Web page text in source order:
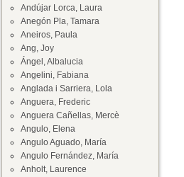
Andújar Lorca, Laura
Anegón Pla, Tamara
Aneiros, Paula
Ang, Joy
Ángel, Albalucia
Angelini, Fabiana
Anglada i Sarriera, Lola
Anguera, Frederic
Anguera Cañellas, Mercè
Angulo, Elena
Angulo Aguado, María
Angulo Fernández, María
Anholt, Laurence